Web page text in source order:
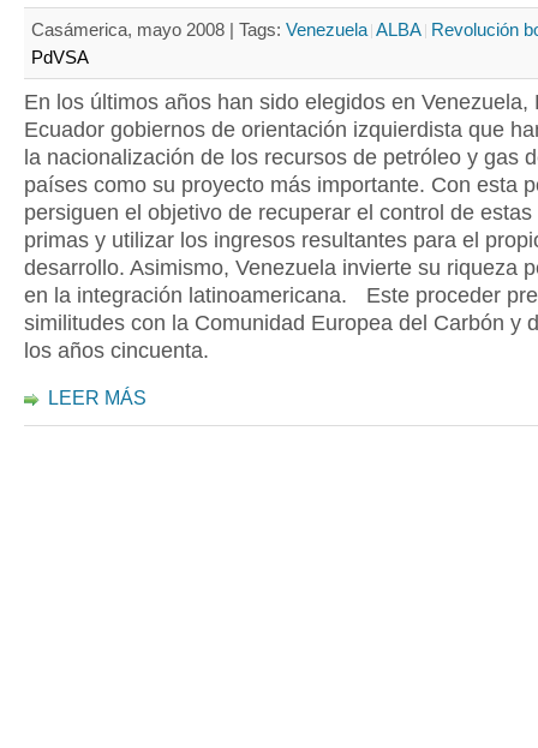
Casámerica, mayo 2008 | Tags: Venezuela ALBA Revolución
PdVSA
En los últimos años han sido elegidos en Venezuela,
Ecuador gobiernos de orientación izquierdista que
la nacionalización de los recursos de petróleo y gas
países como su proyecto más importante. Con esta
persiguen el objetivo de recuperar el control de
primas y utilizar los ingresos resultantes para el
desarrollo. Asimismo, Venezuela invierte su riqueza
en la integración latinoamericana. Este proceder
similitudes con la Comunidad Europea del Carbón y
los años cincuenta.
LEER MÁS